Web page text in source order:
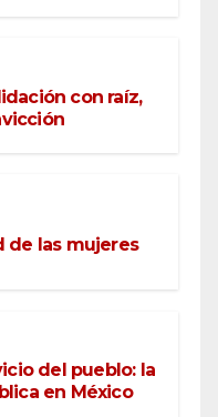
con raíz,
de las mujeres
del pueblo: la
en México